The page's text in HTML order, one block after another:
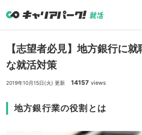
【志望者必見】地方銀行に
な就活対策
2019年10月15日(火) 更新 14157 views
地方銀行業の役割とは